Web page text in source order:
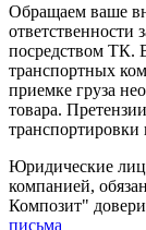
Обращаем ваше
ответственности
посредством ТК.
транспортных
приемке груза
товара.
Юридические
компанией,
Композит"
письма